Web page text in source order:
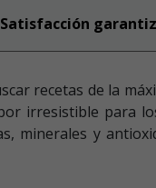
Satisfacción
recetas de la
irresistible para
minerales y